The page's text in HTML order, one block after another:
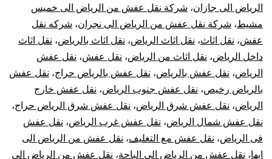
شركات
نقل
الأثاث
في
الرياض
الرياض الى جازان، شركة نقل عفش من الرياض الى خميس
مشيط، شركة نقل عفش من الرياض الى نجران، شركه نقل
عفش، نقل اثاث، نقل اثاث الرياض، نقل اثاث بالرياض، نقل اثاث
داخل الرياض، نقل اثاث من الرياض، نقل عفش، نقل عفش
الرياض، نقل عفش بالرياض، نقل عفش بالرياض حراج، نقل عفش
بالرياض رخيص، نقل عفش جنوب الرياض، نقل عفش خارج
الرياض، نقل عفش شرق الرياض، نقل عفش شرق الرياض حراج،
نقل عفش شمال الرياض، نقل عفش غرب الرياض، نقل عفش
فى الرياض، نقل عفش مع التغليف، نقل عفش من الرياض الى
ابها، نقل عفش من الرياض الى الباحة، نقل عفش من الرياض الى